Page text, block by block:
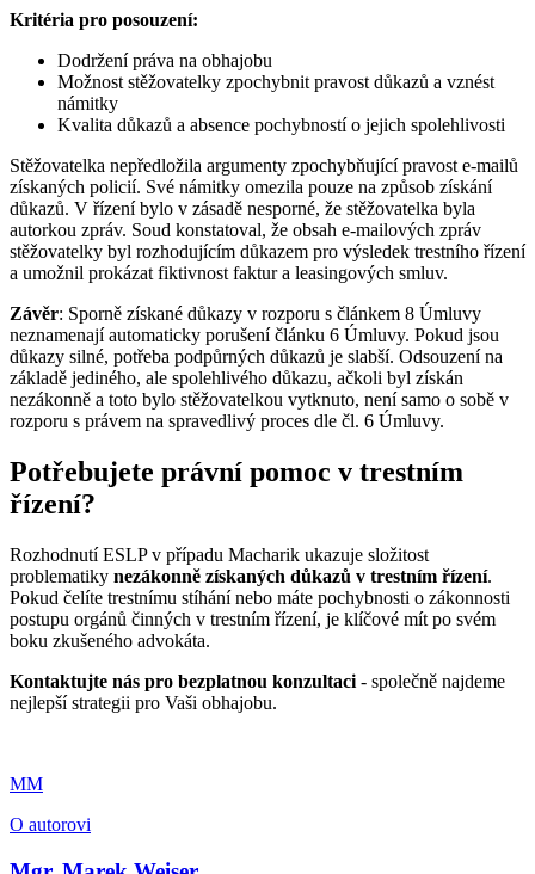
Kritéria pro posouzení:
Dodržení práva na obhajobu
Možnost stěžovatelky zpochybnit pravost důkazů a vznést
námitky
Kvalita důkazů a absence pochybností o jejich spolehlivosti
Stěžovatelka nepředložila argumenty zpochybňující pravost e-mailů
získaných policií. Své námitky omezila pouze na způsob získání
důkazů. V řízení bylo v zásadě nesporné, že stěžovatelka byla
autorkou zpráv. Soud konstatoval, že obsah e-mailových zpráv
stěžovatelky byl rozhodujícím důkazem pro výsledek trestního řízení
a umožnil prokázat fiktivnost faktur a leasingových smluv.
Závěr: Sporně získané důkazy v rozporu s článkem 8 Úmluvy
neznamenají automaticky porušení článku 6 Úmluvy. Pokud jsou
důkazy silné, potřeba podpůrných důkazů je slabší. Odsouzení na
základě jediného, ale spolehlivého důkazu, ačkoli byl získán
nezákonně a toto bylo stěžovatelkou vytknuto, není samo o sobě v
rozporu s právem na spravedlivý proces dle čl. 6 Úmluvy.
Potřebujete právní pomoc v trestním
řízení?
Rozhodnutí ESLP v případu Macharik ukazuje složitost
problematiky nezákonně získaných důkazů v trestním řízení.
Pokud čelíte trestnímu stíhání nebo máte pochybnosti o zákonnosti
postupu orgánů činných v trestním řízení, je klíčové mít po svém
boku zkušeného advokáta.
Kontaktujte nás pro bezplatnou konzultaci - společně najdeme
nejlepší strategii pro Vaši obhajobu.
MM
O autorovi